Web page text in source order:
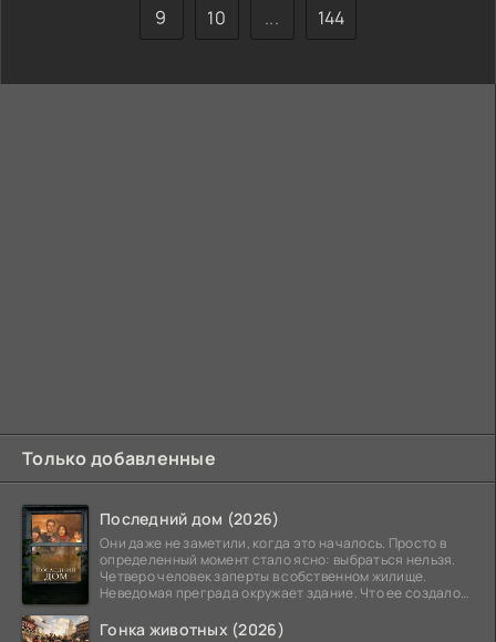
9 10 ... 144
Только добавленные
Последний дом (2026)
Они даже не заметили, когда это началось. Просто в
определенный момент стало ясно: выбраться нельзя.
Четверо человек заперты в собственном жилище.
Неведомая преграда окружает здание. Что ее создало
Гонка животных (2026)